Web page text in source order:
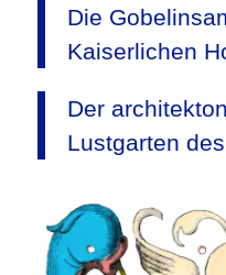
Die
Kaiserlichen
Der
Lustgarten